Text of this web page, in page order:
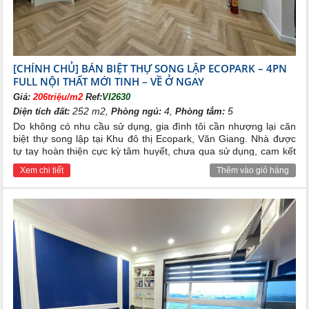
mại Thủy Nguyên.
Với vị trí ngay sát trung tâm của phân khu Aqua Bay, chủ nhân
cáccăn hộ EcoparkWest Bay tận hưởng toàn bộ các tiện ích
lân cận như:
1. Học viện Golf EPGA
2. Khu công viên ven hồ Marina Waterfront Part
3. Khu liên hợp thể thao Ecopark Sports Arena
4. Trường liên cấp Nguyễn Siêu
5. Khu trung tâm thương mại mặt hồ
Với hàng loạt các tiện ích thiết yếu khác như: an ninh 24/24,
khu nhà Câu lạc bộ với bể bơi, gym, sauna, chuỗi siệu thị tiện
ích, chợ ướt truyền thống, phòng khám y tế cộng đồng, xe bus
Ecopark, 2 trường liên cấp song ngữ quốc tế Well Spring và
trường Edison cùng hàng loạt hệ thống trường mầm non.
- 4 tòa Căn hộ ( Tòa A-B-C-D).Các loại diện tích điển
hình: 45m2, 50m2, 55m2,60m2, 65m2, 90m2
[CHÍNH CHỦ] BÁN BIỆT THỰ SONG LẬP ECOPARK – 4PN
FULL NỘI THẤT MỚI TINH – VỀ Ở NGAY
Giá:206triệu/m2 Ref:VI2630
Diện tích đất: 252 m2,Phòng ngủ: 4,Phòng tắm: 5
Do không có nhu cầu sử dụng, gia đình tôi cần nhượng lại căn
biệt thự song lập tại Khu đô thị Ecopark, Văn Giang. Nhà được
tự tay hoàn thiện cực kỳ tâm huyết, chưa qua sử dụng, cam kết
ảnh thật 100%.
Xem chi tiết Thêm vào giỏ hàng